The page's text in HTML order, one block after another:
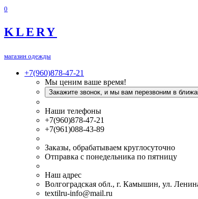
0
KLERY
магазин одежды
+7(960)878-47-21
Мы ценим ваше время!
Закажите звонок, и мы вам перезвоним в
Наши телефоны
+7(960)878-47-21
+7(961)088-43-89
Заказы, обрабатываем круглосуточно
Отправка с понедельника по пятницу
Наш адрес
Волгоградская обл., г. Камышин, ул.
textilru-info@mail.ru